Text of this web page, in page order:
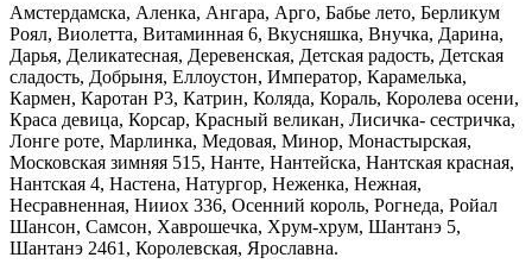
Амстердамска, Аленка, Ангара, Арго, Бабье лето, Берликум
Роял, Виолетта, Витаминная 6, Вкусняшка, Внучка, Дарина,
Дарья, Деликатесная, Деревенская, Детская радость, Детская
сладость, Добрыня, Еллоустон, Император, Карамелька,
Кармен, Каротан Р3, Катрин, Коляда, Кораль, Королева осени,
Краса девица, Корсар, Красный великан, Лисичка- сестричка,
Лонге роте, Марлинка, Медовая, Минор, Монастырская,
Московcкая зимняя 515, Нанте, Нантейска, Нантская красная,
Нантская 4, Настена, Натургор, Неженка, Нежная,
Несравненная, Нииох 336, Осенний король, Рогнеда, Ройал
Шансон, Самсон, Хаврошечка, Хрум-хрум, Шантанэ 5,
Шантанэ 2461, Королевская, Ярославна.